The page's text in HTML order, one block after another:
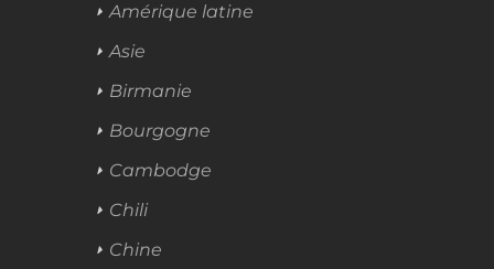
Amérique latine
Asie
Birmanie
Bourgogne
Cambodge
Chili
Chine